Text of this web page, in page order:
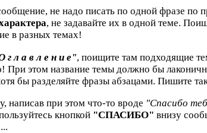
не надо писать по одной фразе по
, не задавайте их в одной теме.
в разных темах!
г л а в л е н и е", поищите там подходящие
При этом название темы должно бы
бы разделяйте фразы абзацами. Пишите
написав при этом что-то вроде "Спасибо
кнопкой "СПАСИБО" внизу